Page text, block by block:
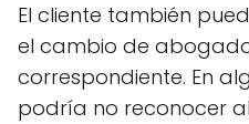
El cliente también
el cambio de
correspondiente. En
podría no reconocer